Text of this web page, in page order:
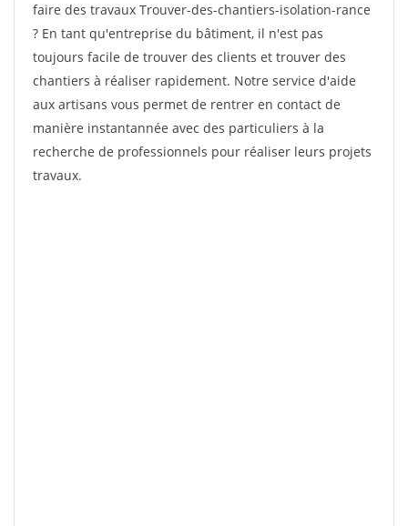
faire des travaux Trouver-des-chantiers-isolation-rance
? En tant qu'entreprise du bâtiment, il n'est pas
toujours facile de trouver des clients et trouver des
chantiers à réaliser rapidement. Notre service d'aide
aux artisans vous permet de rentrer en contact de
manière instantannée avec des particuliers à la
recherche de professionnels pour réaliser leurs projets
travaux.